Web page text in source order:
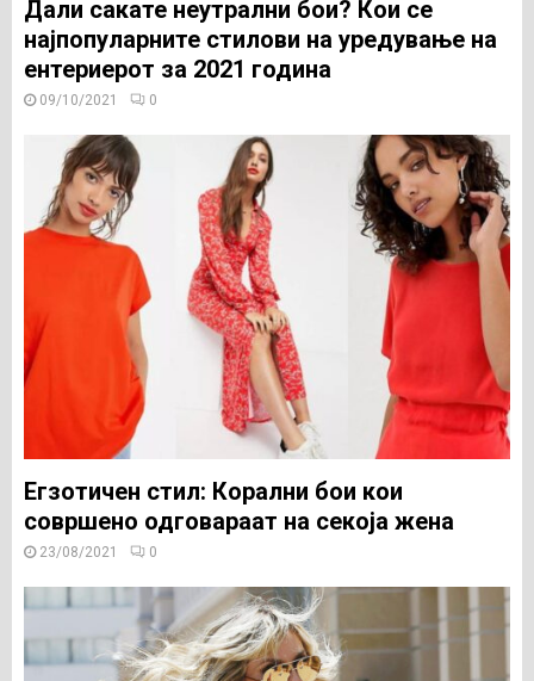
Дали сакате неутрални бои? Кои се
најпопуларните стилови на уредување на
ентериерот за 2021 година
09/10/2021 0
Егзотичен стил: Корални бои кои
совршено одговараат на секоја жена
23/08/2021 0